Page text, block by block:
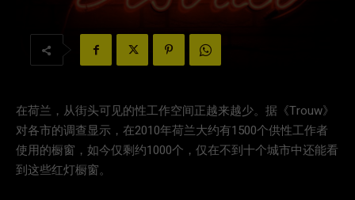
在荷兰，从街头可见的性工作空间正越来越少。据《Trouw》
对各市的调查显示，在2010年荷兰大约有1500个供性工作者
使用的橱窗，如今仅剩约1000个，仅在不到十个城市中还能看
到这些红灯橱窗。